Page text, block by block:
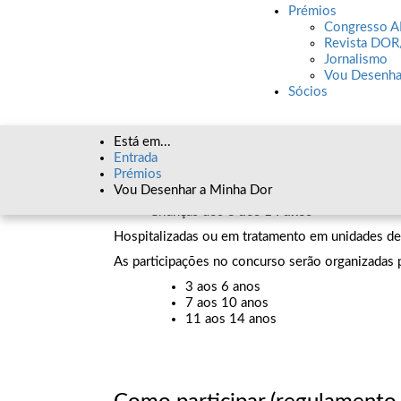
Prémios
Congresso
Revista
Jornalismo
Vou
Sócios
Está em...
Entrada
Prémios
Vou Desenhar a Minha Dor
Promover a expressão da dor na criança
Sensibilizar a sociedade e os profissionais
Facilitar a comunicação entre crianças,
Dar visibilidade às experiências individuais
Quem pode participar
Crianças dos3 aos 14 anos
Hospitalizadas ou em tratamento em unidades
As participações no concurso serão
3 aos 6 anos
7 aos 10 anos
11 aos 14 anos